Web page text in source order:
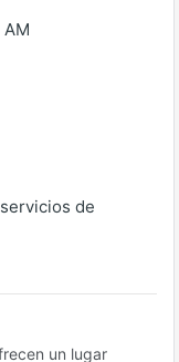
de
un lugar